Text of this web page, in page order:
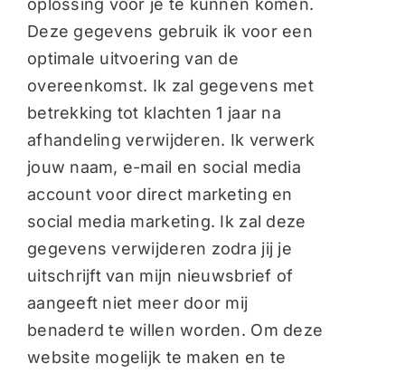
oplossing voor je te kunnen komen.
Deze gegevens gebruik ik voor een
optimale uitvoering van de
overeenkomst. Ik zal gegevens met
betrekking tot klachten 1 jaar na
afhandeling verwijderen. Ik verwerk
jouw naam, e-mail en social media
account voor direct marketing en
social media marketing. Ik zal deze
gegevens verwijderen zodra jij je
uitschrijft van mijn nieuwsbrief of
aangeeft niet meer door mij
benaderd te willen worden. Om deze
website mogelijk te maken en te